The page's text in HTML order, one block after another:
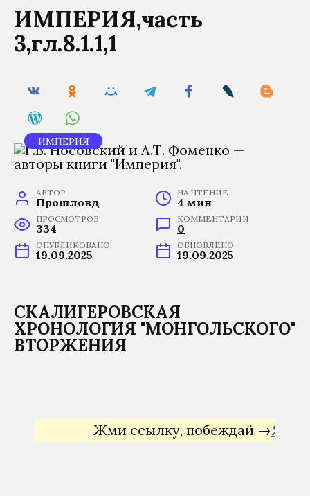
ИМПЕРИЯ,часть
3,гл.8.1.1,1
ИМПЕРИЯ
АВТОР
Прошловѣд
НА ЧТЕНИЕ
4 мин
ПРОСМОТРОВ
334
КОММЕНТАРИИ
0
ОПУБЛИКОВАНО
19.09.2025
ОБНОВЛЕНО
19.09.2025
СКАЛИГЕРОВСКАЯ
ХРОНОЛОГИЯ "МОНГОЛЬСКОГО"
ВТОРЖЕНИЯ
Жми ссылку, побеждай →Яндекс